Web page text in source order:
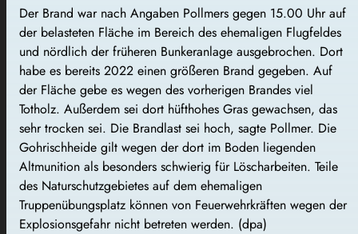
Der Brand war nach Angaben Pollmers gegen 15.00 Uhr auf
der belasteten Fläche im Bereich des ehemaligen Flugfeldes
und nördlich der früheren Bunkeranlage ausgebrochen. Dort
habe es bereits 2022 einen größeren Brand gegeben. Auf
der Fläche gebe es wegen des vorherigen Brandes viel
Totholz. Außerdem sei dort hüfthohes Gras gewachsen, das
sehr trocken sei. Die Brandlast sei hoch, sagte Pollmer. Die
Gohrischheide gilt wegen der dort im Boden liegenden
Altmunition als besonders schwierig für Löscharbeiten. Teile
des Naturschutzgebietes auf dem ehemaligen
Truppenübungsplatz können von Feuerwehrkräften wegen der
Explosionsgefahr nicht betreten werden. (dpa)